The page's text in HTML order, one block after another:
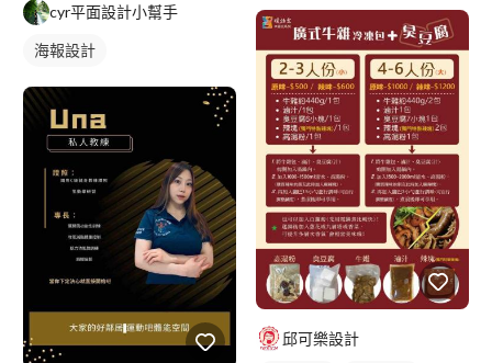
cyr平面設計小幫手
海報設計
邱可樂設計